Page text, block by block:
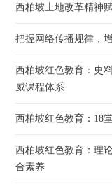
西柏坡土地改革精神
把握网络传播规律，
西柏坡红色教育：史
威课程体系
西柏坡红色教育：18
西柏坡红色教育：理
合素养‌